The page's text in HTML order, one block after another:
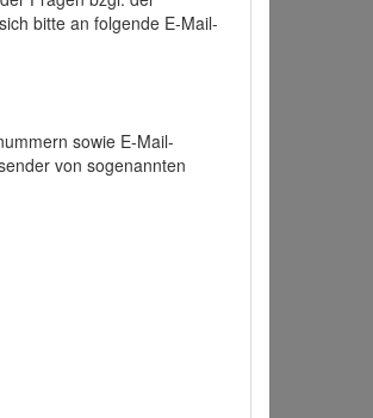
bitte an folgende E-Mail-
sowie E-Mail-
von sogenannten